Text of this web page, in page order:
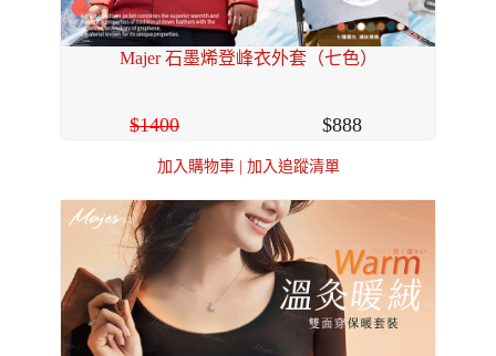
Majer 石墨烯登峰衣外套（七色）
1400 888
加入購物車 | 加入追蹤清單